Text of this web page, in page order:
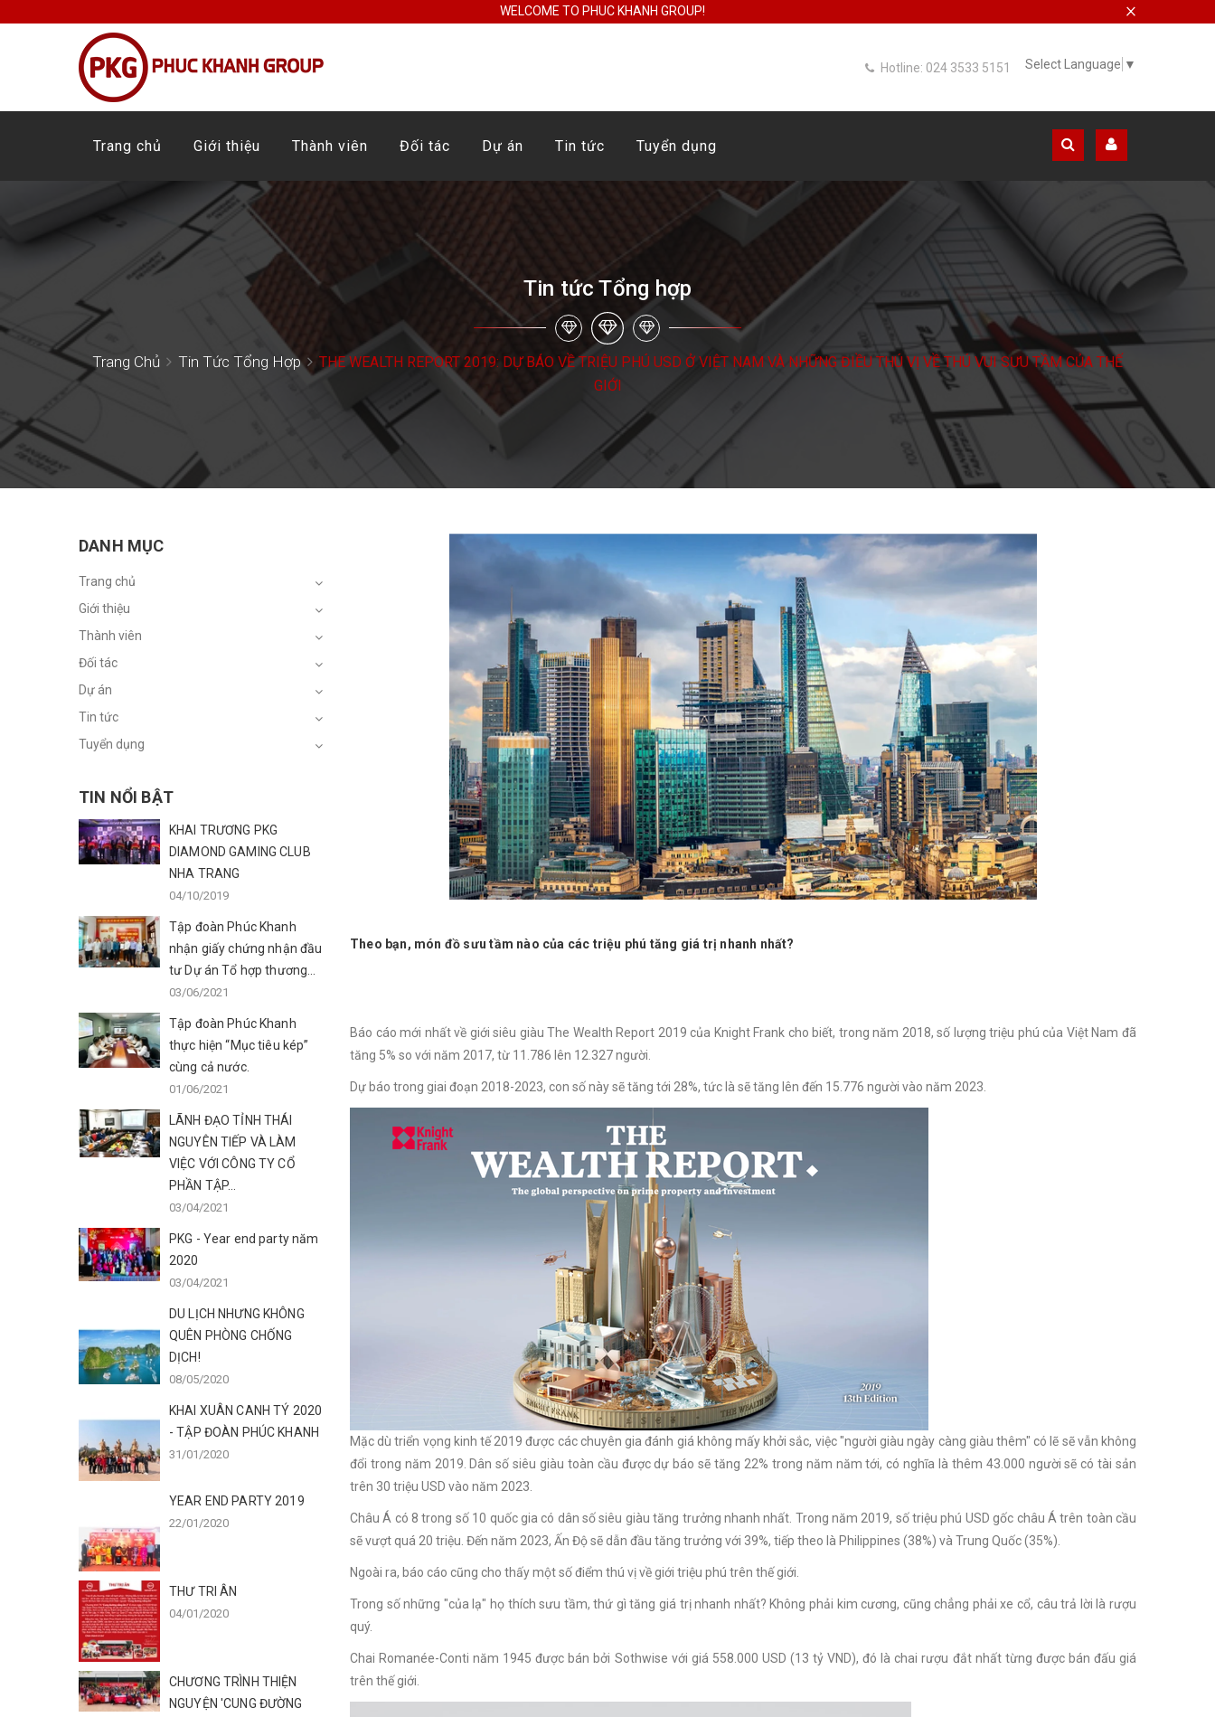
×
WELCOME TO PHUC KHANH GROUP!
Hotline: 024 3533 5151 Select Language ▼
Trang chủ Giới thiệu Thành viên Đối tác Dự án Tin tức Tuyển dụng
Tin tức Tổng hợp
Trang Chủ Tin Tức Tổng Hợp
THE WEALTH REPORT 2019: DỰ BÁO VỀ TRIỆU PHÚ USD Ở VIỆT NAM VÀ NHỮNG ĐIỀU THÚ VỊ VỀ THÚ VUI SƯU TẦM CỦA THẾ
GIỚI
Theo bạn, món đồ sưu tầm nào của các triệu phú tăng giá trị nhanh nhất?
Báo cáo mới nhất về giới siêu giàu The Wealth Report 2019 của Knight Frank cho biết, trong năm 2018, số lượng triệu phú của Việt Nam đã
tăng 5% so với năm 2017, từ 11.786 lên 12.327 người.
Dự báo trong giai đoạn 2018-2023, con số này sẽ tăng tới 28%, tức là sẽ tăng lên đến 15.776 người vào năm 2023.
Mặc dù triển vọng kinh tế 2019 được các chuyên gia đánh giá không mấy khởi sắc, việc "người giàu ngày càng giàu thêm" có lẽ sẽ vẫn không
đổi trong năm 2019. Dân số siêu giàu toàn cầu được dự báo sẽ tăng 22% trong năm năm tới, có nghĩa là thêm 43.000 người sẽ có tài sản
trên 30 triệu USD vào năm 2023.
Châu Á có 8 trong số 10 quốc gia có dân số siêu giàu tăng trưởng nhanh nhất. Trong năm 2019, số triệu phú USD gốc châu Á trên toàn cầu
sẽ vượt quá 20 triệu. Đến năm 2023, Ấn Độ sẽ dẫn đầu tăng trưởng với 39%, tiếp theo là Philippines (38%) và Trung Quốc (35%).
Ngoài ra, báo cáo cũng cho thấy một số điểm thú vị về giới triệu phú trên thế giới.
Trong số những "của lạ" họ thích sưu tầm, thứ gì tăng giá trị nhanh nhất? Không phải kim cương, cũng chẳng phải xe cổ, câu trả lời là rượu
quý.
Chai Romanée-Conti năm 1945 được bán bởi Sothwise với giá 558.000 USD (13 tỷ VND), đó là chai rượu đắt nhất từng được bán đấu giá
trên thế giới.
DANH MỤC
Trang chủ
Giới thiệu
Thành viên
Đối tác
Dự án
Tin tức
Tuyển dụng
TIN NỔI BẬT
KHAI TRƯƠNG PKG
DIAMOND GAMING CLUB
NHA TRANG
04/10/2019
Tập đoàn Phúc Khanh
nhận giấy chứng nhận đầu
tư Dự án Tổ hợp thương...
03/06/2021
Tập đoàn Phúc Khanh
thực hiện “Mục tiêu kép”
cùng cả nước.
01/06/2021
LÃNH ĐẠO TỈNH THÁI
NGUYÊN TIẾP VÀ LÀM
VIỆC VỚI CÔNG TY CỔ
PHẦN TẬP...
03/04/2021
PKG - Year end party năm
2020
03/04/2021
DU LỊCH NHƯNG KHÔNG
QUÊN PHÒNG CHỐNG
DỊCH!
08/05/2020
KHAI XUÂN CANH TÝ 2020
- TẬP ĐOÀN PHÚC KHANH
31/01/2020
YEAR END PARTY 2019
22/01/2020
THƯ TRI ÂN
04/01/2020
CHƯƠNG TRÌNH THIỆN
NGUYỆN 'CUNG ĐƯỜNG